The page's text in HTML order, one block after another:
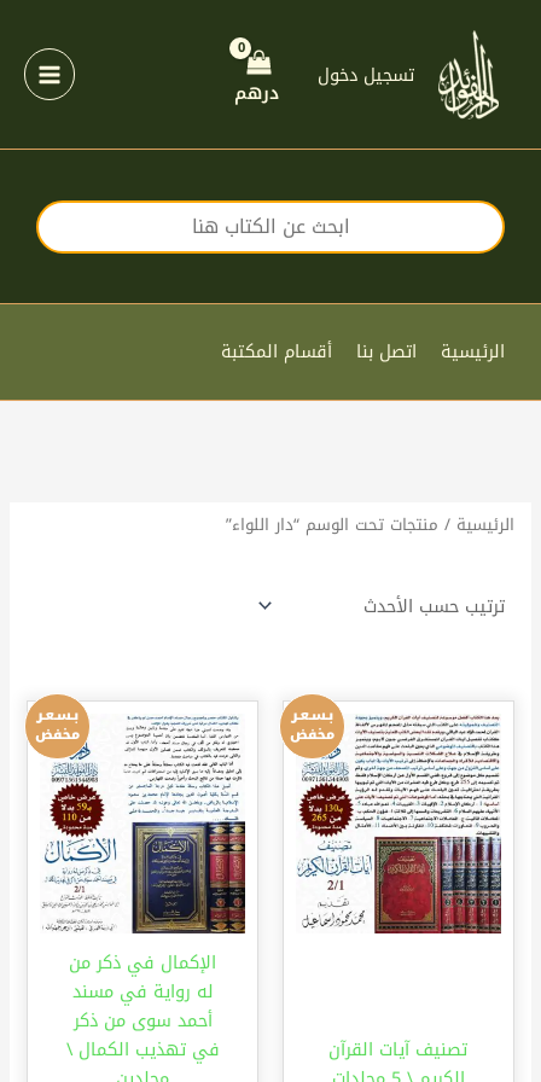
المحتوى
تسجيل دخول
درهم
الرئيسية اتصل بنا أقسام المكتبة
الرئيسية / منتجات تحت الوسم “دار اللواء”
تصنيف آيات القرآن
السعر
الأصلي
هو:
278 د.إ.
السعر
الحالي
هو:
169 د.إ.
الإكمال في ذكر من
له رواية في مسند
أحمد سوى من ذكر
في تهذيب الكمال \
السعر
الأصلي
هو:
115 د.إ.
السعر
الحالي
هو:
62 د.إ.